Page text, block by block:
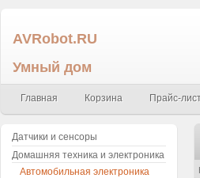
AVRobot.RU
Умный дом
Главная Корзина Прайс-
Датчики и сенсоры
Домашняя техника и электроника
Автомобильная электроника